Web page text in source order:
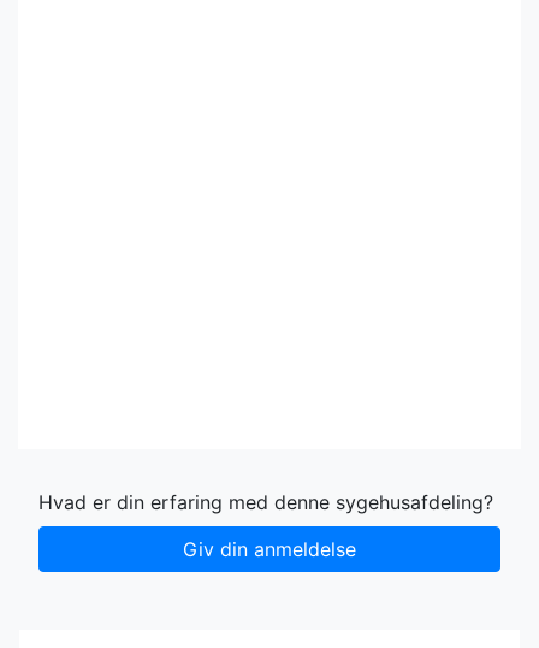
Hvad er din erfaring med denne sygehusafdeling?
Giv din anmeldelse